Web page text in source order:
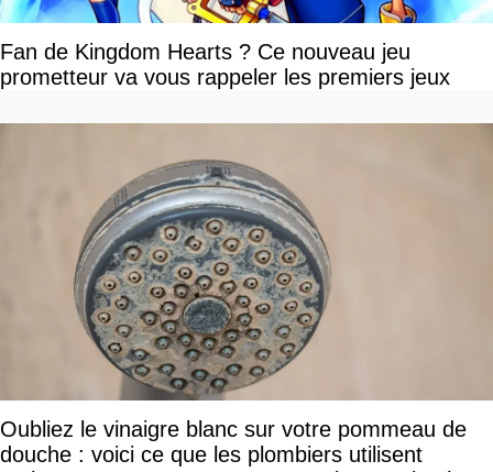
Fan de Kingdom Hearts ? Ce nouveau jeu
prometteur va vous rappeler les premiers jeux
Oubliez le vinaigre blanc sur votre pommeau de
douche : voici ce que les plombiers utilisent